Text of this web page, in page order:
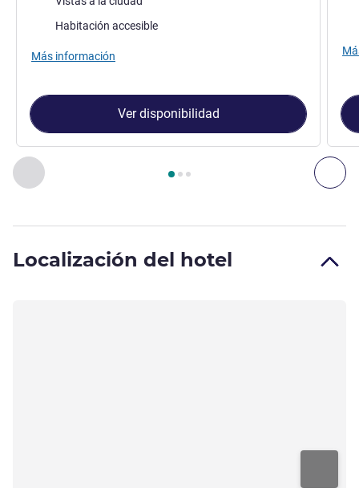
Anterior - Habitación
Página , Habitación 1 : Habitación Superior con 1
Habitación accesible
Más información
Ver disponibilidad
Localización del hotel